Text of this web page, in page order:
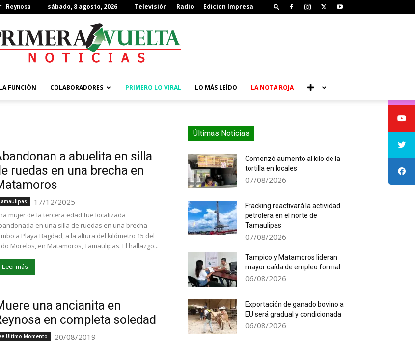
C Reynosa sábado, 8 agosto, 2026 Televisión Radio Edicion Impresa
LA FUNCIÓN COLABORADORES PRIMERO LO VIRAL LO MÁS LEÍDO LA NOTA ROJA
a abuelita en silla
ruedas en una brecha en
17/12/2025
mujer de la tercera edad fue localizada
en una silla de ruedas en una brecha
a Playa Bagdad, a la altura del kilómetro 15 del
Morelos, en Matamoros, Tamaulipas. El hallazgo...
Leer más
una ancianita en
en completa soledad
Ultimo Momento 20/08/2019
Últimas Noticias
Comenzó aumento al kilo de la
tortilla en locales
07/08/2026
Fracking reactivará la actividad
petrolera en el norte de
Tamaulipas
07/08/2026
Tampico y Matamoros lideran
mayor caída de empleo formal
06/08/2026
Exportación de ganado bovino a
EU será gradual y condicionada
06/08/2026